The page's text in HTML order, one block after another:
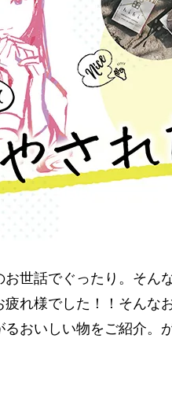
世話でぐったり。そん
れ様でした！！そんな
るおいしい物をご紹介。